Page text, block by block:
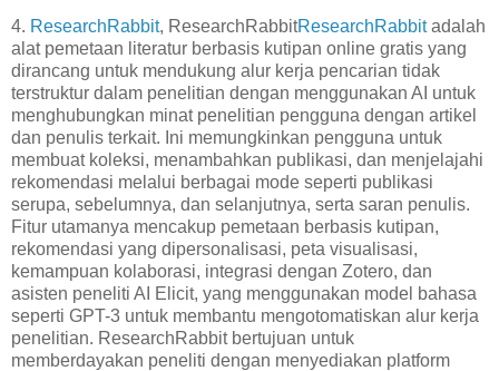
4. ResearchRabbit, ResearchRabbitResearchRabbitadalah
alat pemetaan literatur berbasis kutipan online gratis yang
dirancang untuk mendukung alur kerja pencarian tidak
terstruktur dalam penelitian dengan menggunakan AI untuk
menghubungkan minat penelitian pengguna dengan artikel
dan penulis terkait. Ini memungkinkan pengguna untuk
membuat koleksi, menambahkan publikasi, dan menjelajahi
rekomendasi melalui berbagai mode seperti publikasi
serupa, sebelumnya, dan selanjutnya, serta saran penulis.
Fitur utamanya mencakup pemetaan berbasis kutipan,
rekomendasi yang dipersonalisasi, peta visualisasi,
kemampuan kolaborasi, integrasi dengan Zotero, dan
asisten peneliti AI Elicit, yang menggunakan model bahasa
seperti GPT-3 untuk membantu mengotomatiskan alur kerja
penelitian. ResearchRabbit bertujuan untuk
memberdayakan peneliti dengan menyediakan platform